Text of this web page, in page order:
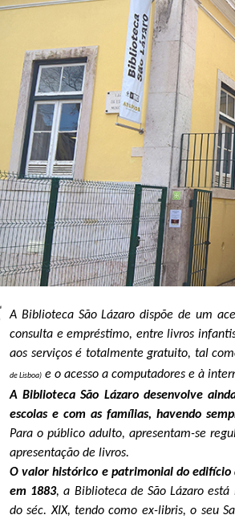
A Biblioteca São Lázaro dispõe de um
consulta e empréstimo, entre livros
aos serviços é totalmente gratuito, tal
de Lisboa) e o acesso a computadores e à
A Biblioteca São Lázaro desenvolve
escolas e com as famílias, havendo
Para o público adulto, apresentam-se
apresentação de livros.
O valor histórico e patrimonial do edifício
em 1883, a Biblioteca de São Lázaro
do séc. XIX, tendo como ex-libris, o seu